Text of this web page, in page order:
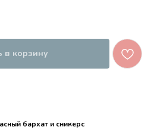
в корзину
бархат и сникерс